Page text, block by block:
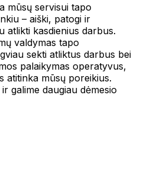
mūsų servisui tapo
– aiški, patogi ir
atlikti kasdienius darbus.
valdymas tapo
sekti atliktus darbus bei
palaikymas operatyvus,
atitinka mūsų poreikius.
galime daugiau dėmesio